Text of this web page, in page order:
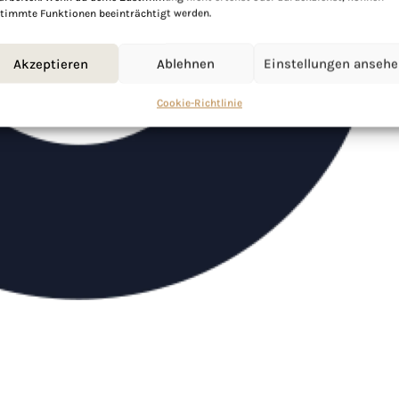
Funktionen beeinträchtigt werden.
Akzeptieren Ablehnen Einstellungen
Cookie-Richtlinie